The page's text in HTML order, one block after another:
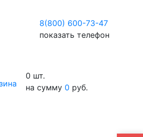
8(800) 600-73-47
показать телефон
0 шт.
на сумму 0 руб.